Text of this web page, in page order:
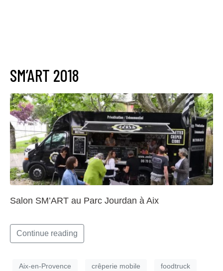
SM’ART 2018
Salon SM’ART au Parc Jourdan à Aix
Continue reading
Aix-en-Provence crêperie mobile foodtruck